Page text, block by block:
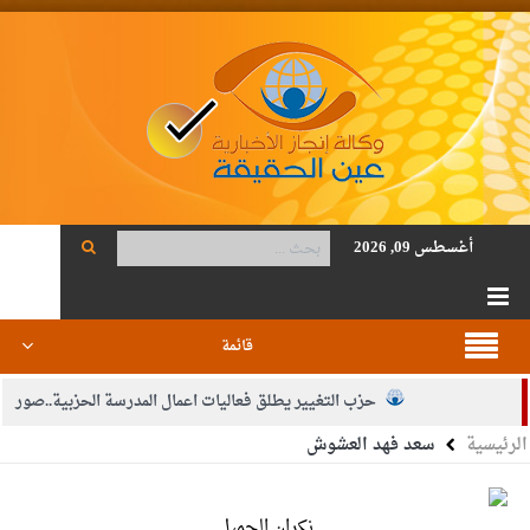
أغسطس 09, 2026
قائمة
حزب التغيير يطلق فعاليات اعمال المدرسة الحزبية..صور
الجيش يفتح باب التجنيد لحملة البكالوريوس في الحقوق والقانون
الرئيسية سعد فهد العشوش